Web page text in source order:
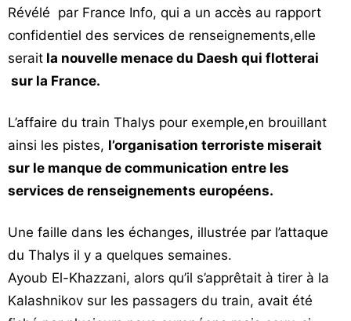
Révélé par France Info, qui a un accès au rapport
confidentiel des services de renseignements,elle
serait la nouvelle menace du Daesh qui flotterai
sur la France.
L’affaire du train Thalys pour exemple,en brouillant
ainsi les pistes, l’organisation terroriste miserait
sur le manque de communication entre les
services de renseignements européens.
Une faille dans les échanges, illustrée par l’attaque
du Thalys il y a quelques semaines.
Ayoub El-Khazzani, alors qu’il s’apprêtait à tirer à la
Kalashnikov sur les passagers du train, avait été